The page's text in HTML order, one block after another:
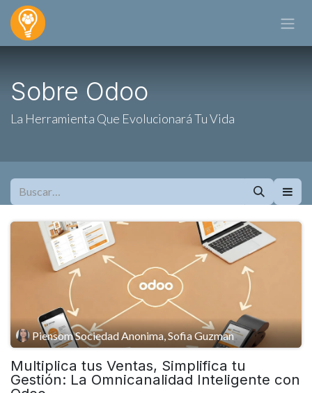
Ir al contenido
Sobre Odoo
La Herramienta Que Evolucionará Tu Vida
Piensom Sociedad Anonima, Sofia Guzman
Multiplica tus Ventas, Simplifica tu
Gestión: La Omnicanalidad Inteligente con